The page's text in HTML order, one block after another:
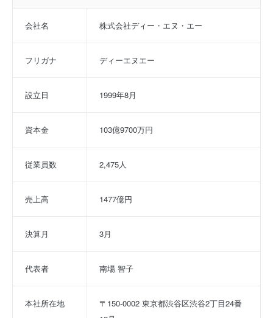
会社名 株式会社ディー・エヌ・エー
フリガナ ディーエヌエー
設立日 1999年8月
資本金 103億9700万円
従業員数 2,475人
売上高 1477億円
決算月 3月
代表者 南場 智子
本社所在地
〒150-0002 東京都渋谷区渋谷2丁目24番